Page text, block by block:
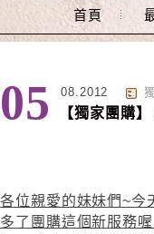
Main Menu
首頁
05 08.2012
【獨家團購
各位親愛的妹妹們~
多了團購這個新服務